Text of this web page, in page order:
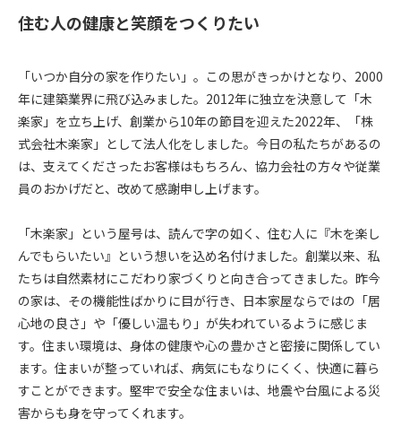
住む人の健康と笑顔をつくりたい
「いつか自分の家を作りたい」。この思がきっかけとなり、2000
年に建築業界に飛び込みました。2012年に独立を決意して「木
楽家」を立ち上げ、創業から10年の節目を迎えた2022年、「株
式会社木楽家」として法人化をしました。今日の私たちがあるの
は、支えてくださったお客様はもちろん、協力会社の方々や従業
員のおかげだと、改めて感謝申し上げます。
「木楽家」という屋号は、読んで字の如く、住む人に『木を楽し
んでもらいたい』という想いを込め名付けました。創業以来、私
たちは自然素材にこだわり家づくりと向き合ってきました。昨今
の家は、その機能性ばかりに目が行き、日本家屋ならではの「居
心地の良さ」や「優しい温もり」が失われているように感じま
す。住まい環境は、身体の健康や心の豊かさと密接に関係してい
ます。住まいが整っていれば、病気にもなりにくく、快適に暮ら
すことができます。堅牢で安全な住まいは、地震や台風による災
害からも身を守ってくれます。